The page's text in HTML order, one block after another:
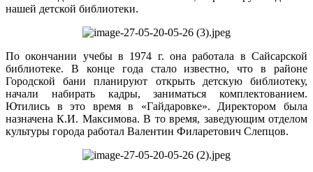
нашей детской библиотеки.
По окончании учебы в 1974 г. она работала в Сайсарской
библиотеке. В конце года стало известно, что в районе
Городской бани планируют открыть детскую библиотеку,
начали набирать кадры, заниматься комплектованием.
Ютились в это время в «Гайдаровке». Директором была
назначена К.И. Максимова. В то время, заведующим отделом
культуры города работал Валентин Филаретович Слепцов.